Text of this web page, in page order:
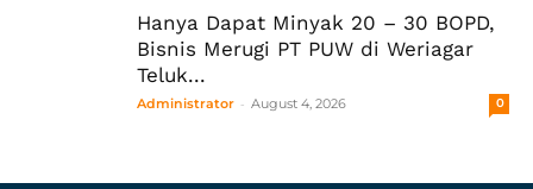
Hanya Dapat Minyak 20 – 30 BOPD,
Bisnis Merugi PT PUW di Weriagar
Teluk...
Administrator - August 4, 2026 0